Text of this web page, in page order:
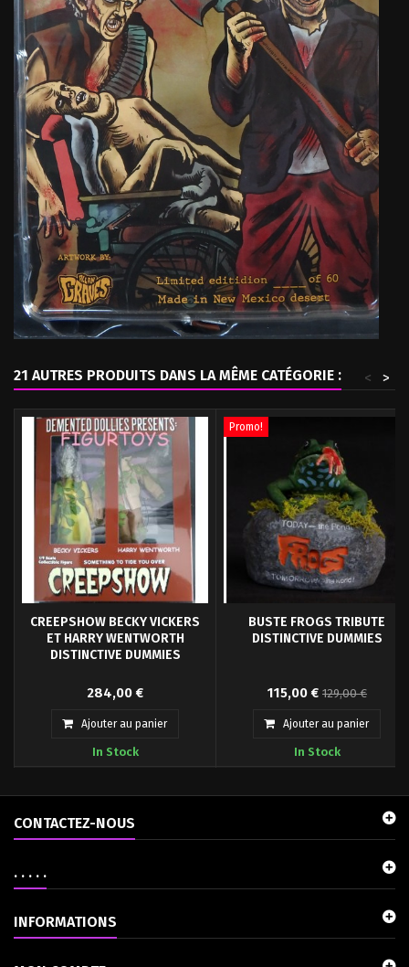
21 AUTRES PRODUITS DANS LA MÊME CATÉGORIE : >
<
CREEPSHOW BECKY VICKERS
ET HARRY WENTWORTH
DISTINCTIVE DUMMIES
Creepshow Becky Vickers et Harry
Wentworth par Distinctive
Dummies, Sculpté...
284,00 €
Ajouter au panier
In Stock
Promo!
BUSTE FROGS TRIBUTE
DISTINCTIVE DUMMIES
Nouveauté, buste du film Frogs.
Basé sur l'affiche du film d'horreur
Frogs...
115,00 € 129,00 €
Ajouter au panier
In Stock
CONTACTEZ-NOUS
. . . . .
INFORMATIONS